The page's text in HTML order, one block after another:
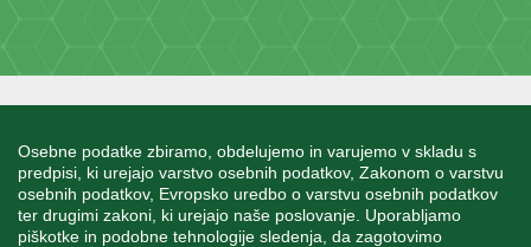
Osebne podatke zbiramo, obdelujemo in varujemo v skladu s
predpisi, ki urejajo varstvo osebnih podatkov, Zakonom o varstvu
osebnih podatkov, Evropsko uredbo o varstvu osebnih podatkov
ter drugimi zakoni, ki urejajo naše poslovanje. Uporabljamo
piškotke in podobne tehnologije sledenja, da zagotovimo
MOJ RAČUN